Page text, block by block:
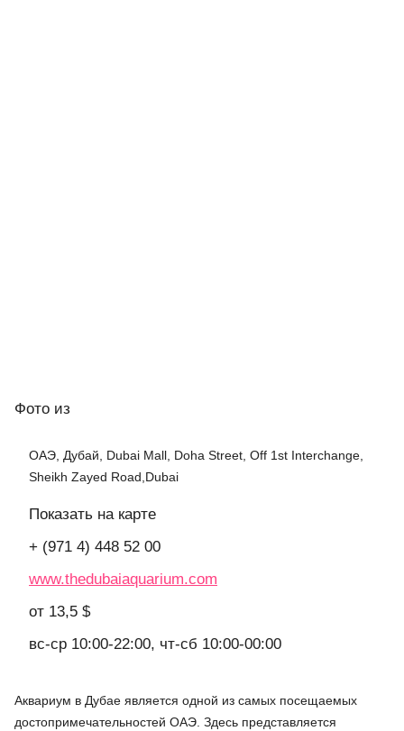
Фото из
ОАЭ, Дубай, Dubai Mall, Doha Street, Off 1st Interchange,
Sheikh Zayed Road,Dubai
Показать на карте
+ (971 4) 448 52 00
www.thedubaiaquarium.com
от 13,5 $
вс-ср 10:00-22:00, чт-сб 10:00-00:00
Аквариум в Дубае является одной из самых посещаемых
достопримечательностей ОАЭ. Здесь представляется